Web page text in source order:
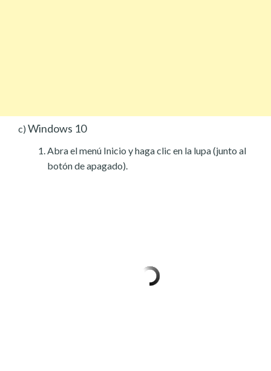
c) Windows 10
Abra el menú Inicio y haga clic en la lupa (junto al
botón de apagado).